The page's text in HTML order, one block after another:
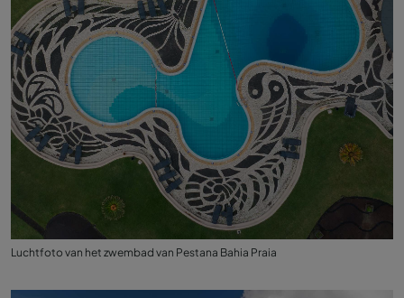
Luchtfoto van het zwembad van Pestana Bahia Praia